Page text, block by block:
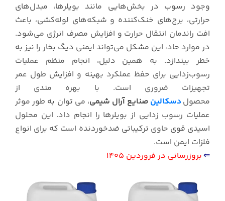
وجود رسوب در بخش‌هایی مانند بویلرها، مبدل‌های
حرارتی، برج‌های خنک‌کننده و شبکه‌های لوله‌کشی، باعث
افت راندمان انتقال حرارت و افزایش مصرف انرژی می‌شود.
در موارد حاد، این مشکل می‌تواند ایمنی دیگ بخار را نیز به
خطر بیندازد. به همین دلیل، انجام منظم عملیات
رسوب‌زدایی برای حفظ عملکرد بهینه و افزایش طول عمر
تجهیزات ضروری است. با بهره مندی از
محصولدسکالین صنایع آرال شیمی، می توان به طور موثر
عملیات رسوب زدایی از بویلرها را انجام داد. این محلول
اسیدی قوی حاوی ترکیباتی ضدخوردنده است که برای انواع
فلزات ایمن است.
⇐بروزرسانی در فروردین 1405